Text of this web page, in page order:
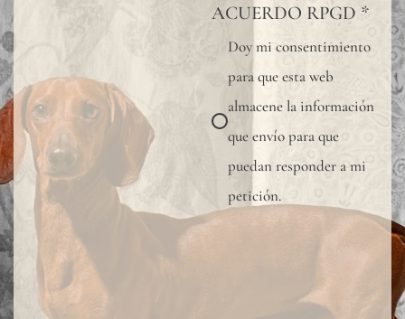
ACUERDO RPGD *
Doy mi consentimiento
para que esta web
almacene la información
que envío para que
puedan responder a mi
petición.